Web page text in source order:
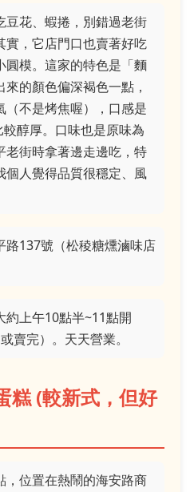
豆花、蝦捲，別錯過老街
實，它店門口也賣著好吃
圓模。這家的特色是「麵
的顏色偏深褐色一點，
不是烤焦喔），口感是
醇厚。口味也是原味為
老街時拿著邊走邊吃，特
人覺得品質很穩定、風
路137號（松稜糖燻滷味店
約上午10點半~11點開
賣完）。天天營業。
糕 (較新式，但好
，位置在熱鬧的海安路商